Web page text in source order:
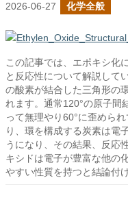
2026-06-27 化学全般
この記事では、エポキシ化
と反応性について解説して
の酸素が結合した三角形の
れます。通常120°の原子間
って無理やり60°に歪めら
り、環を構成する炭素は電
うになり、その結果、反応
キシドは電子が豊富な他の
やすい性質を持つと結論付